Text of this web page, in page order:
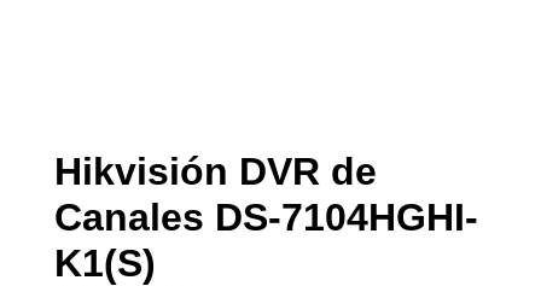
Hikvisión DVR de
Canales DS-7104HGHI-
K1(S)